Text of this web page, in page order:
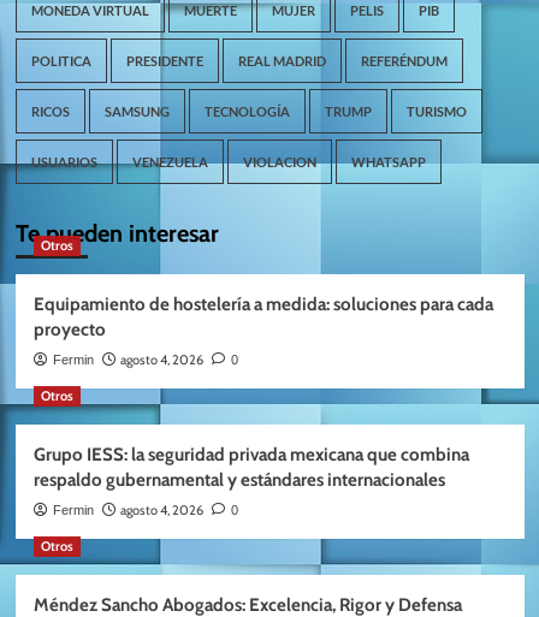
MONEDA VIRTUAL MUERTE MUJER PELIS PIB
POLITICA PRESIDENTE REAL MADRID REFERÉNDUM
RICOS SAMSUNG TECNOLOGÍA TRUMP TURISMO
USUARIOS VENEZUELA VIOLACION WHATSAPP
Te pueden interesar
Otros
Equipamiento de hostelería a medida: soluciones para cada
proyecto
Fermin agosto 4, 2026 0
Otros
Grupo IESS: la seguridad privada mexicana que combina
respaldo gubernamental y estándares internacionales
Fermin agosto 4, 2026 0
Otros
Méndez Sancho Abogados: Excelencia, Rigor y Defensa